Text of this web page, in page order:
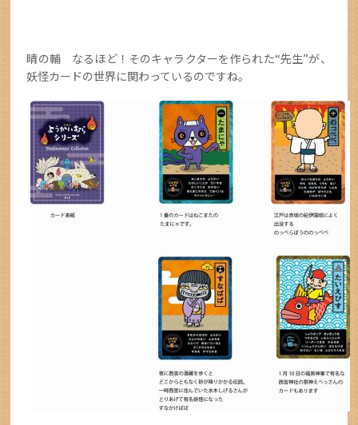
晴の輔 なるほど！そのキャラクターを作られた“先生”が、
妖怪カードの世界に関わっているのですね。